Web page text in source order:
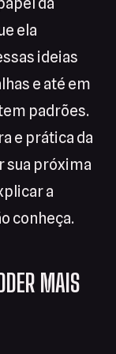
ela
ideias
e até em
padrões.
e prática da
sua próxima
a
conheça.
MAIS